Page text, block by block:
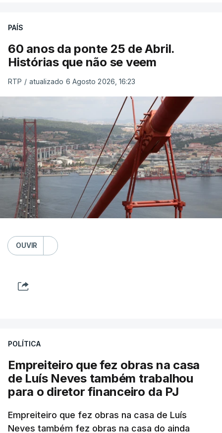
PAÍS
60 anos da ponte 25 de Abril.
Histórias que não se veem
RTP / atualizado 6 Agosto 2026, 16:23
OUVIR
POLÍTICA
Empreiteiro que fez obras na casa
de Luís Neves também trabalhou
para o diretor financeiro da PJ
Empreiteiro que fez obras na casa de Luís
Neves também fez obras na casa do ainda